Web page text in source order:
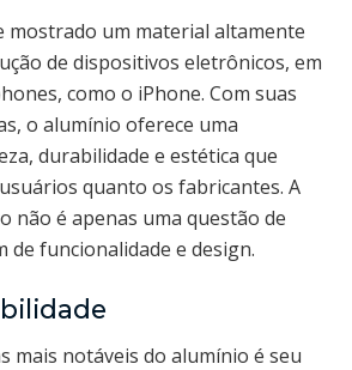
mostrado um material altamente
de dispositivos eletrônicos, em
como o iPhone. Com suas
o alumínio oferece uma
durabilidade e estética que
quanto os fabricantes. A
não é apenas uma questão de
de funcionalidade e design.
mais notáveis do alumínio é seu